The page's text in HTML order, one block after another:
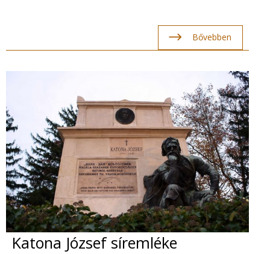
Bővebben
Katona József síremléke